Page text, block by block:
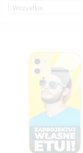
Wszystkie